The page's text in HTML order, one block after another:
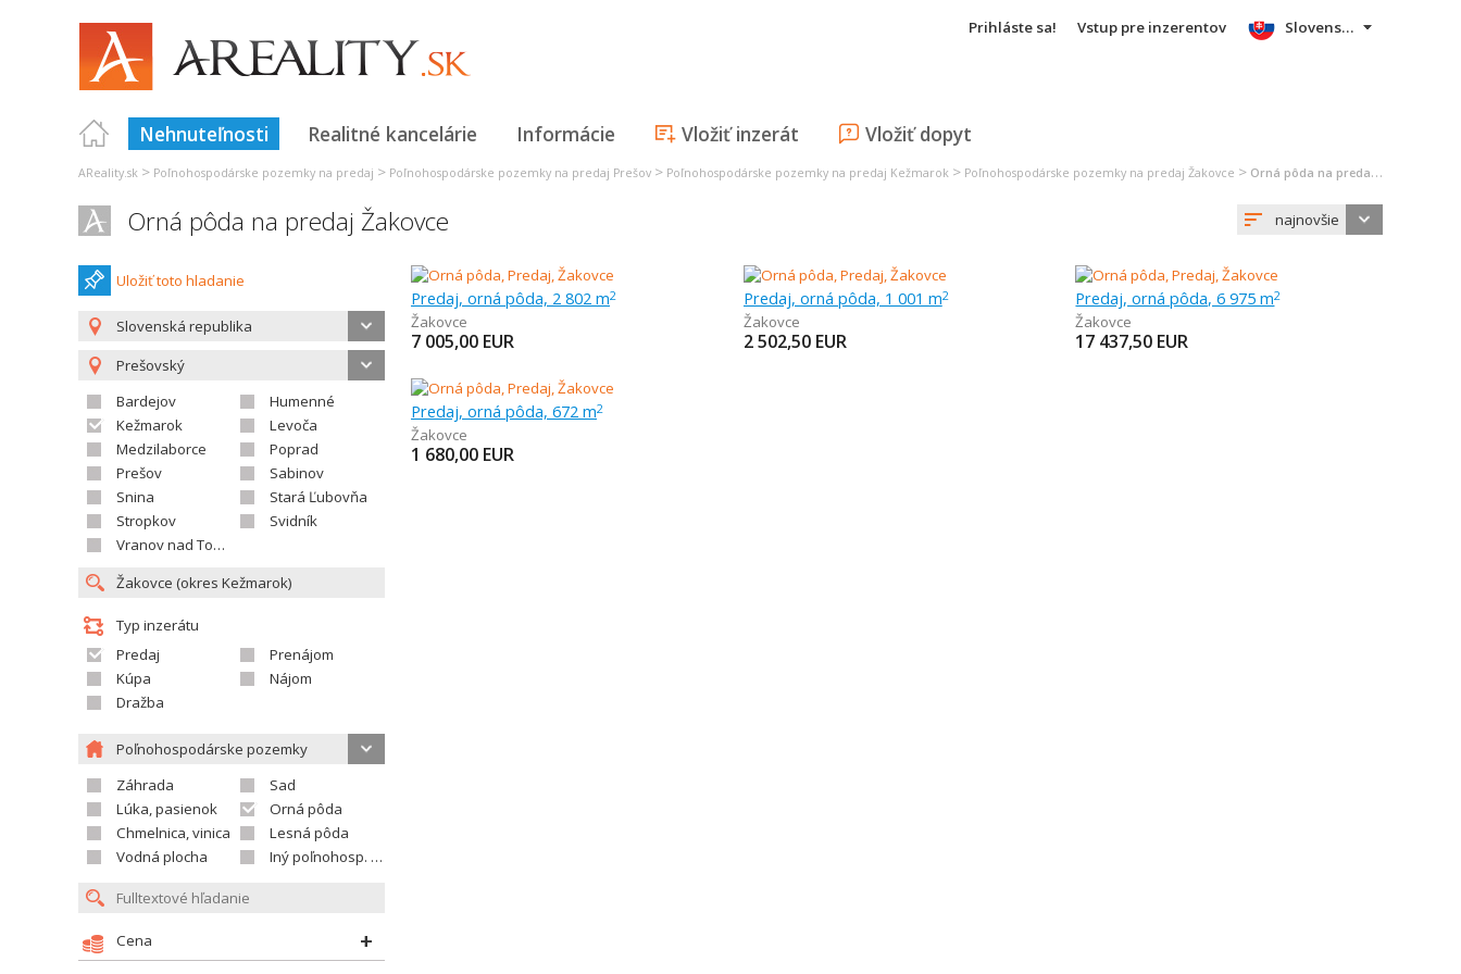
Prihláste sa! Vstup pre inzerentov
Nehnuteľnosti Realitné kancelárie Informácie Vložiť inzerát Vložiť dopyt
Slovensky
AReality.sk > Poľnohospodárske pozemky na predaj > Poľnohospodárske pozemky na predaj Prešov > Poľnohospodárske pozemky na predaj Kežmarok > Poľnohospodárske pozemky na predaj Žakovce > Orná pôda na predaj Žakovce
Orná pôda na predaj Žakovce najnovšie
Uložiť toto hladanie
Slovenská republika
Prešovský
Bardejov
Humenné
Kežmarok
Levoča
Medzilaborce
Poprad
Prešov
Sabinov
Snina
Stará Ľubovňa
Stropkov
Svidník
Vranov nad Topľou
Typ inzerátu
Predaj
Prenájom
Kúpa
Nájom
Dražba
Poľnohospodárske pozemky
Záhrada
Sad
Lúka, pasienok
Orná pôda
Chmelnica, vinica
Lesná pôda
Vodná plocha
Iný poľnohosp. pozemok
Cena
Predaj, orná pôda, 2 802 m2
Žakovce
7 005,00 EUR
Predaj, orná pôda, 1 001 m2
Žakovce
2 502,50 EUR
Predaj, orná pôda, 6 975 m2
Žakovce
17 437,50 EUR
Predaj, orná pôda, 672 m2
Žakovce
1 680,00 EUR